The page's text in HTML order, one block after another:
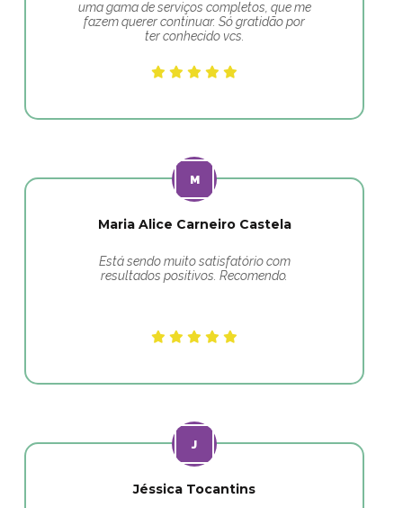
uma gama de serviços completos, que me
fazem querer continuar. Só gratidão por
ter conhecido vcs.
Maria Alice Carneiro Castela
Está sendo muito satisfatório com
resultados positivos. Recomendo.
Jéssica Tocantins